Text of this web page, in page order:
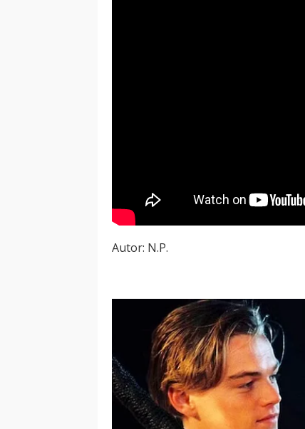
Autor: N.P.